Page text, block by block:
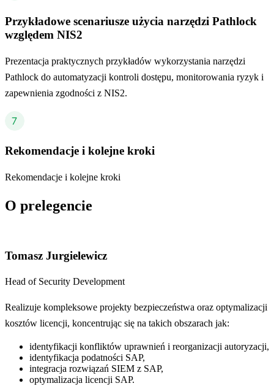
Przykładowe scenariusze użycia narzędzi Pathlock
względem NIS2
Prezentacja praktycznych przykładów wykorzystania narzędzi
Pathlock do automatyzacji kontroli dostępu, monitorowania ryzyk i
zapewnienia zgodności z NIS2.
Rekomendacje i kolejne kroki
Rekomendacje i kolejne kroki
O prelegencie
Tomasz Jurgielewicz
Head of Security Development
Realizuje kompleksowe projekty bezpieczeństwa oraz optymalizacji
kosztów licencji, koncentrując się na takich obszarach jak:
identyfikacji konfliktów uprawnień i reorganizacji autoryzacji,
identyfikacja podatności SAP,
integracja rozwiązań SIEM z SAP,
optymalizacja licencji SAP.